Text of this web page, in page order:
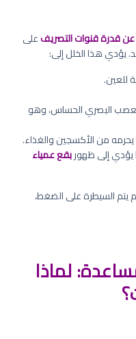
عن قدرة قنوات التصريفعلى
يؤدي هذا الخلل إلى:
للعين.
البصري الحساس، وهو
من الأكسجين والغذاء.
يؤدي إلى ظهوربقع عمياء
يتم السيطرة على الضغط،
لماذا